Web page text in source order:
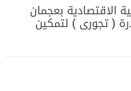
الاقتصادية بعجمان
( تجوري ) لتمكين
بالتعاون مع هيئة
العالمية وجامعة